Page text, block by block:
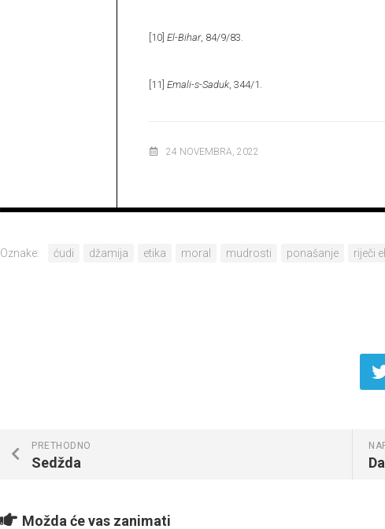
[10] El-Bihar, 84/9/83.
[11] Emali-s-Saduk , 344/1.
24 NOVEMBRA, 2022
Oznake: ćudi džamija etika moral mudrosti ponašanje riječi
PRETHODNO
Sedžda
Možda će vas zanimati